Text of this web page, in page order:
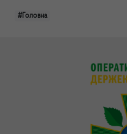
#Головна